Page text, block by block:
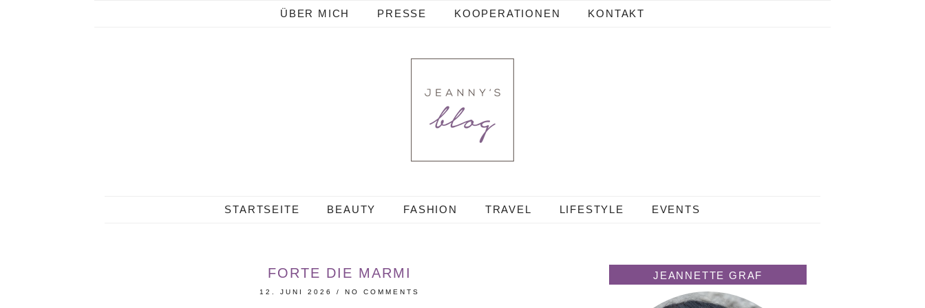
ÜBER MICH PRESSE KOOPERATIONEN KONTAKT
STARTSEITE BEAUTY FASHION TRAVEL LIFESTYLE EVENTS
FORTE DIE MARMI
12. JUNI 2026 /NO COMMENTS
JEANNETTE GRAF